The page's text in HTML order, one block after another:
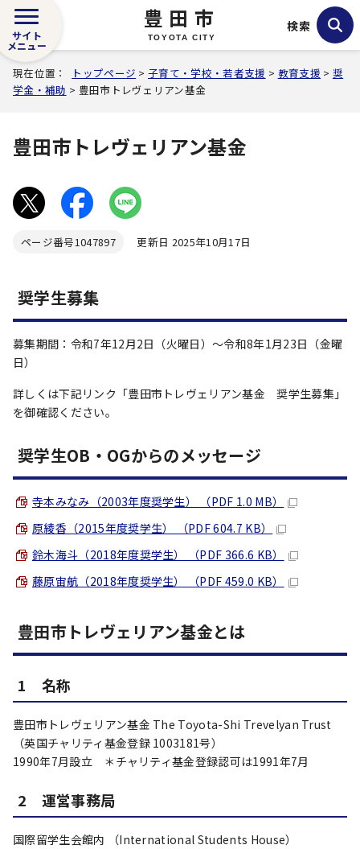
豊田市
TOYOTA CITY
サイト
メニュー
検索
現在位置： トップページ >子育て・学校・若者支援 > 教育支援 > 奨
学金・補助 > 豊田市トレヴェリアン基金
豊田市トレヴェリアン基金
ページ番号1047897 更新日 2025年10月17日
奨学生募集
募集期間：令和7年12月2日（火曜日）～令和8年1月23日（金曜
日）
詳しくは下記リンク「豊田市トレヴェリアン基金 奨学生募集」
を御確認ください。
奨学生OB・OGからのメッセージ
寺本みなみ（2003年度奨学生） （PDF 1.0 MB）
原綾香（2015年度奨学生） （PDF 604.7 KB）
鈴木海斗（2018年度奨学生） （PDF 366.6 KB）
藤原宙航（2018年度奨学生） （PDF 459.0 KB）
豊田市トレヴェリアン基金とは
1 名称
豊田市トレヴェリアン基金 The Toyota-Shi Trevelyan Trust
（英国チャリティ基金登録 1003181号）
1990年7月設立 ＊チャリティ基金登録認可は1991年7月
2 運営事務局
国際留学生会館内 （International Students House）